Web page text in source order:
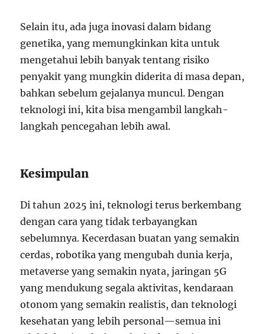
Selain itu, ada juga inovasi dalam bidang
genetika, yang memungkinkan kita untuk
mengetahui lebih banyak tentang risiko
penyakit yang mungkin diderita di masa depan,
bahkan sebelum gejalanya muncul. Dengan
teknologi ini, kita bisa mengambil langkah-
langkah pencegahan lebih awal.
Kesimpulan
Di tahun 2025 ini, teknologi terus berkembang
dengan cara yang tidak terbayangkan
sebelumnya. Kecerdasan buatan yang semakin
cerdas, robotika yang mengubah dunia kerja,
metaverse yang semakin nyata, jaringan 5G
yang mendukung segala aktivitas, kendaraan
otonom yang semakin realistis, dan teknologi
kesehatan yang lebih personal—semua ini